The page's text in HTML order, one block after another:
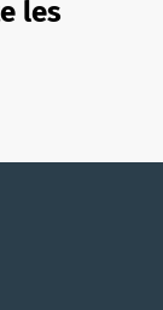
les